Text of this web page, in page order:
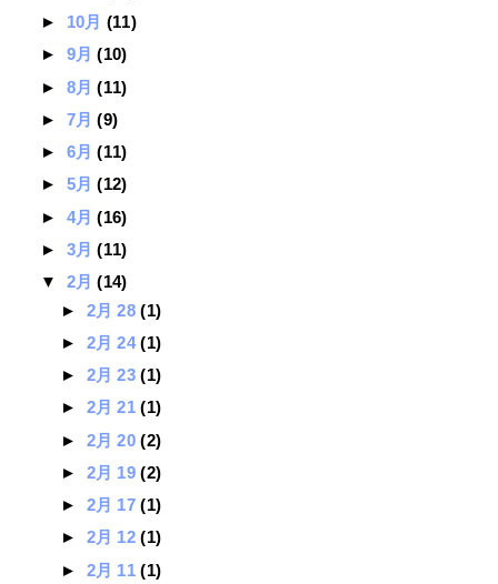
► 10月 (11)
► 9月(10)
► 8月(11)
► 7月(9)
► 6月(11)
► 5月(12)
► 4月(16)
► 3月(11)
▼ 2月(14)
► 2月 28(1)
► 2月 24(1)
► 2月 23(1)
► 2月 21(1)
► 2月 20(2)
► 2月 19(2)
► 2月 17(1)
► 2月 12(1)
► 2月 11(1)